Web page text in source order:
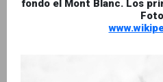
fondo el Mont Blanc. Los